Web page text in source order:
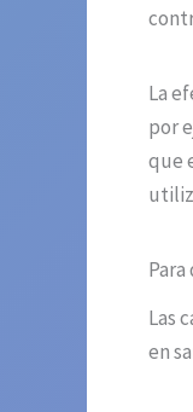
La
por
que
Las
en